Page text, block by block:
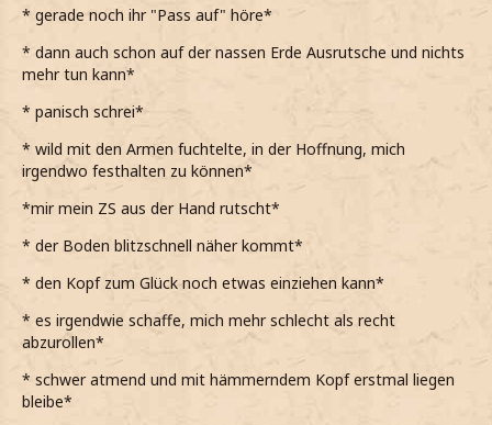
Unterrichtsstoff aber offensichtlich doch hängengeblieben
ist*
*die Venemosa Tentacula eine hochgiftige Kletterpflanze
ist, wenn mich die Erinnerungen nicht täuschen*
*die Exemplare in den Gewächshäusern von Professor
Sprout allerdings deutlich kleiner waren und in
Blumentöpfe gepasst haben*
*diese hier ein mutiertes Riesenkillerexemplar sein muss*
*den Blick von den Wänden löse und wieder zu der Person
über mir blicke*
*sie mir irgendetwas zuruft, ihre Worte allerdings nicht
ganz verstehe*
Wie bitte?
* gerade noch ihr "Pass auf" höre*
* dann auch schon auf der nassen Erde Ausrutsche und nichts
mehr tun kann*
* panisch schrei*
* wild mit den Armen fuchtelte, in der Hoffnung, mich
irgendwo festhalten zu können*
*mir mein ZS aus der Hand rutscht*
* der Boden blitzschnell näher kommt*
* den Kopf zum Glück noch etwas einziehen kann*
* es irgendwie schaffe, mich mehr schlecht als recht
abzurollen*
* schwer atmend und mit hämmerndem Kopf erstmal liegen
bleibe*